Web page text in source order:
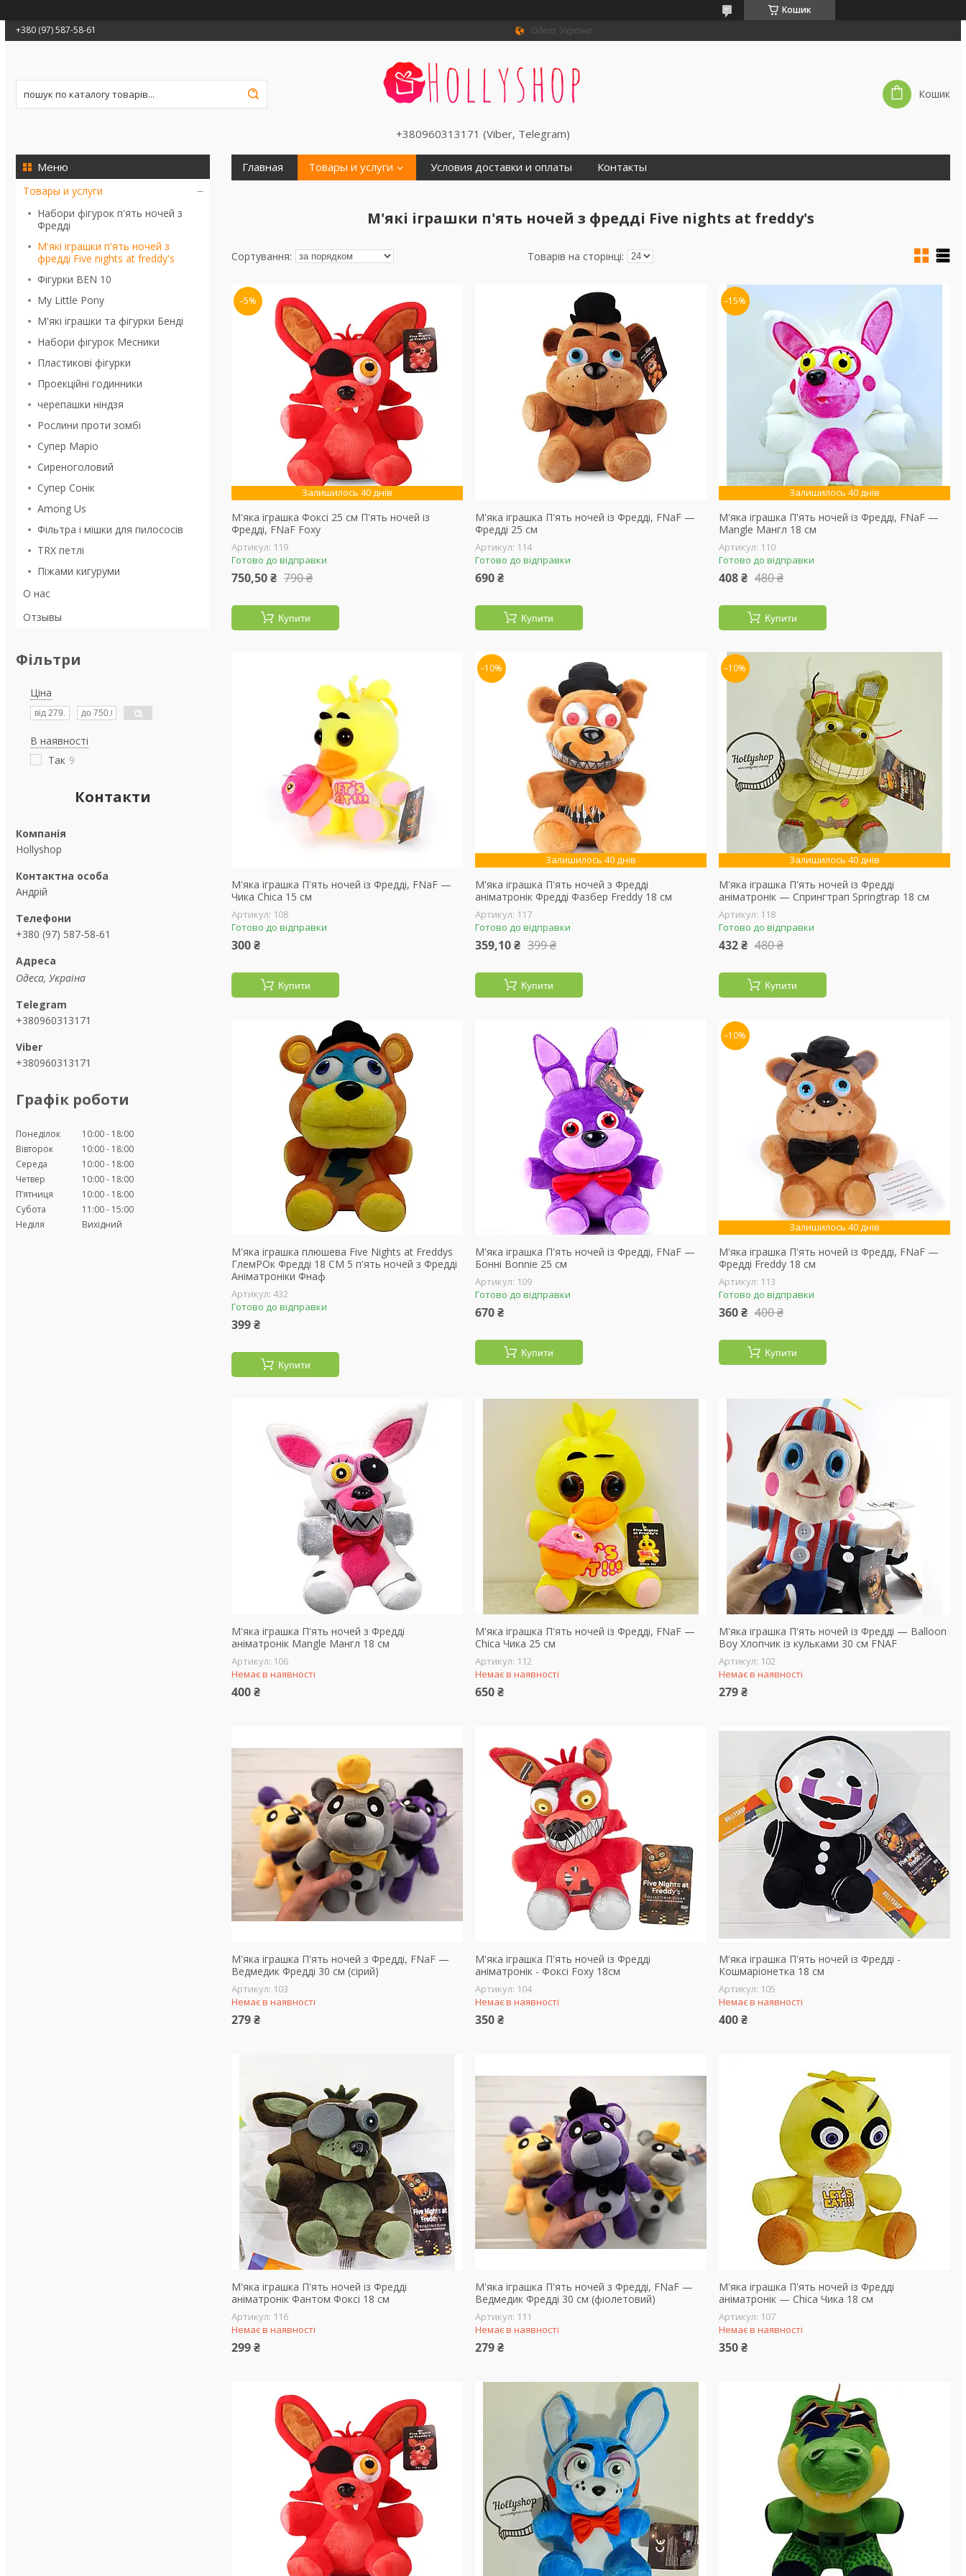
Кошик
+380 (97) 587-58-61
Одеса, Україна
+380960313171 (Viber, Telegram)
Кошик
Товары и услуги
Набори фігурок п'ять ночей з
Фредді
М'які іграшки п'ять ночей з
фредді Five nights at freddy's
Фігурки BEN 10
My Little Pony
М'які іграшки та фігурки Бенді
Набори фігурок Месники
Пластикові фігурки
Проекційні годинники
черепашки ніндзя
Рослини проти зомбі
Супер Маріо
Сиреноголовий
Супер Сонік
Among Us
Фільтра і мішки для пилососів
TRX петлі
Піжами кигуруми
О нас
Отзывы
Фільтри
Ціна
В наявності
Так 9
Контакти
Hollyshop
Андрій
+380 (97) 587-58-61
Одеса, Україна
+380960313171
+380960313171
Графік роботи
Понеділок 10:00
18:00
Вівторок
10:00
18:00
Середа
10:00
18:00
Четвер
10:00
18:00
Пʼятниця
10:00
18:00
Субота
11:00
15:00
Неділя
Вихідний
Главная Товары и услуги Условия доставки и оплаты Контакты
М'які іграшки п'ять ночей з фредді Five nights at freddy's
–5%
Залишилось 40 днів
М'яка іграшка Фоксі 25 см П'ять ночей із
Фредді, FNaF Foxy
119
Готово до відправки
750,50 ₴ 790 ₴
Купити
М'яка іграшка П'ять ночей із Фредді, FNaF —
Фредді 25 см
114
Готово до відправки
690 ₴
Купити
–15%
Залишилось 40 днів
М'яка іграшка П'ять ночей із Фредді, FNaF —
Mangle Мангл 18 см
110
Готово до відправки
408 ₴ 480 ₴
Купити
М'яка іграшка П'ять ночей із Фредді, FNaF —
Чика Chica 15 см
108
Готово до відправки
300 ₴
Купити
–10%
Залишилось 40 днів
М'яка іграшка П'ять ночей з Фредді
аніматронік Фредді Фазбер Freddy 18 см
117
Готово до відправки
359,10 ₴ 399 ₴
Купити
–10%
Залишилось 40 днів
М'яка іграшка П'ять ночей із Фредді
аніматронік — Спрингтрап Springtrap 18 см
118
Готово до відправки
432 ₴ 480 ₴
Купити
М'яка іграшка плюшева Five Nights at Freddys
ГлемРОк Фредді 18 СМ 5 п'ять ночей з Фредді
Аніматроніки Фнаф
432
Готово до відправки
399 ₴
Купити
М'яка іграшка П'ять ночей із Фредді, FNaF —
Бонні Bonnie 25 см
109
Готово до відправки
670 ₴
Купити
–10%
Залишилось 40 днів
М'яка іграшка П'ять ночей із Фредді, FNaF —
Фредді Freddy 18 см
113
Готово до відправки
360 ₴ 400 ₴
Купити
М'яка іграшка П'ять ночей з Фредді
аніматронік Mangle Мангл 18 см
106
Немає в наявності
400 ₴
М'яка іграшка П'ять ночей із Фредді, FNaF —
Chica Чика 25 см
112
Немає в наявності
650 ₴
М'яка іграшка П'ять ночей із Фредді — Balloon
Boy Хлопчик із кульками 30 см FNAF
102
Немає в наявності
279 ₴
М'яка іграшка П'ять ночей з Фредді, FNaF —
Ведмедик Фредді 30 см (сірий)
103
Немає в наявності
279 ₴
М'яка іграшка П'ять ночей із Фредді
аніматронік - Фоксі Foxy 18см
104
Немає в наявності
350 ₴
М'яка іграшка П'ять ночей із Фредді -
Кошмаріонетка 18 см
105
Немає в наявності
400 ₴
М'яка іграшка П'ять ночей із Фредді
аніматронік Фантом Фоксі 18 см
116
Немає в наявності
299 ₴
М'яка іграшка П'ять ночей з Фредді, FNaF —
Ведмедик Фредді 30 см (фіолетовий)
111
Немає в наявності
279 ₴
М'яка іграшка П'ять ночей із Фредді
аніматронік — Chica Чика 18 см
107
Немає в наявності
350 ₴